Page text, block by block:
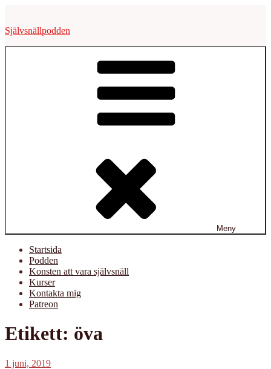
innehåll
Självsnällpodden
Meny
Startsida
Podden
Konsten att vara självsnäll
Kurser
Kontakta mig
Patreon
Etikett: öva
Publicerat
1 juni, 2019